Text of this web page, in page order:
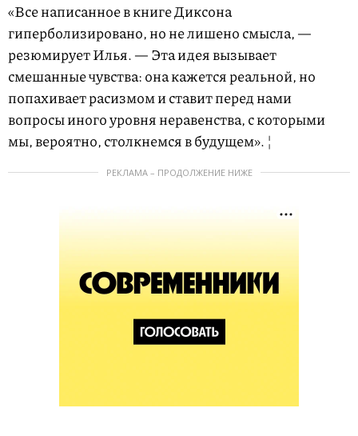
«Все написанное в книге Диксона
гиперболизировано, но не лишено смысла, —
резюмирует Илья. — Эта идея вызывает
смешанные чувства: она кажется реальной, но
попахивает расизмом и ставит перед нами
вопросы иного уровня неравенства, с которыми
мы, вероятно, столкнемся в будущем». ¦
РЕКЛАМА – ПРОДОЛЖЕНИЕ НИЖЕ